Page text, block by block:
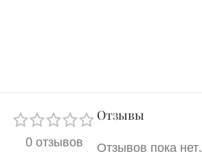
0 отзывов
Отзывы
Отзывов пока нет.